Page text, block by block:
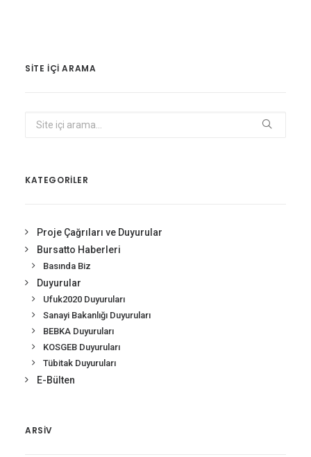
SITE IÇI ARAMA
KATEGORİLER
Proje Çağrıları ve Duyurular
Bursatto Haberleri
Basında Biz
Duyurular
Ufuk2020 Duyuruları
Sanayi Bakanlığı Duyuruları
BEBKA Duyuruları
KOSGEB Duyuruları
Tübitak Duyuruları
E-Bülten
ARSIV